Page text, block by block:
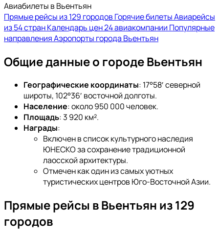
Авиабилеты в Вьентьян
Прямые рейсы из 129 городов Горячие билетыАвиарейсы
из 54 странКалендарь цен24 авиакомпании Популярные
направленияАэропорты города Вьентьян
Общие данные о городе Вьентьян
Географические координаты: 17°58′ северной
широты, 102°36′ восточной долготы.
Население: около 950 000 человек.
Площадь: 3 920 км².
Награды:
Включен в список культурного наследия
ЮНЕСКО за сохранение традиционной
лаосской архитектуры.
Отмечен как один из самых уютных
туристических центров Юго-Восточной Азии.
Прямые рейсы в Вьентьян из 129
городов